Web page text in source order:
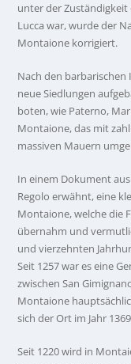
unter der Zuständigkeit
Lucca war, wurde der
Montaione korrigiert.
Nach den
neue Siedlungen
boten, wie Paterno,
Montaione, das mit
massiven Mauern
In einem Dokument
Regolo erwähnt, eine
Montaione, welche die
übernahm und
und vierzehnten
Seit 1257 war es eine
zwischen San
Montaione
sich der Ort im Jahr
Seit 1220 wird in